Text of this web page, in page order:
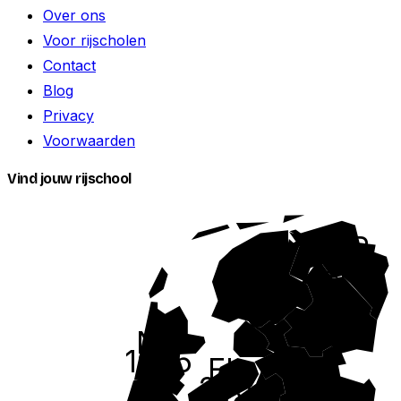
Over ons
Voor rijscholen
Contact
Blog
Privacy
Voorwaarden
Vind jouw rijschool
GR
229
FL
265
NH
1095